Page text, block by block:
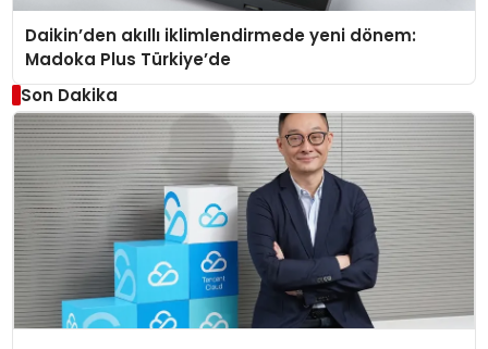
Daikin’den akıllı iklimlendirmede yeni dönem:
Madoka Plus Türkiye’de
Son Dakika